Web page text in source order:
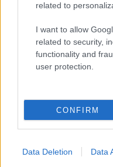
related to
I want to allow
related to security,
functionality and
user protection.
CONFIRM
Data Deletion Data